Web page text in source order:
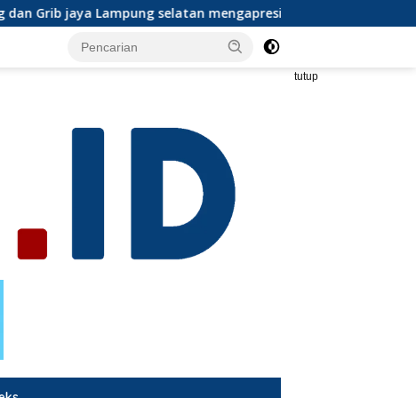
mengapresiasi dan ikut serta Menjelang HUT Partai
tutup